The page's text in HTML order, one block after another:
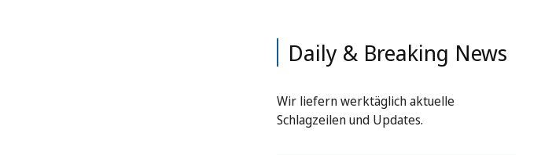
Daily & Breaking News
Wir liefern werktäglich aktuelle
Schlagzeilen und Updates.